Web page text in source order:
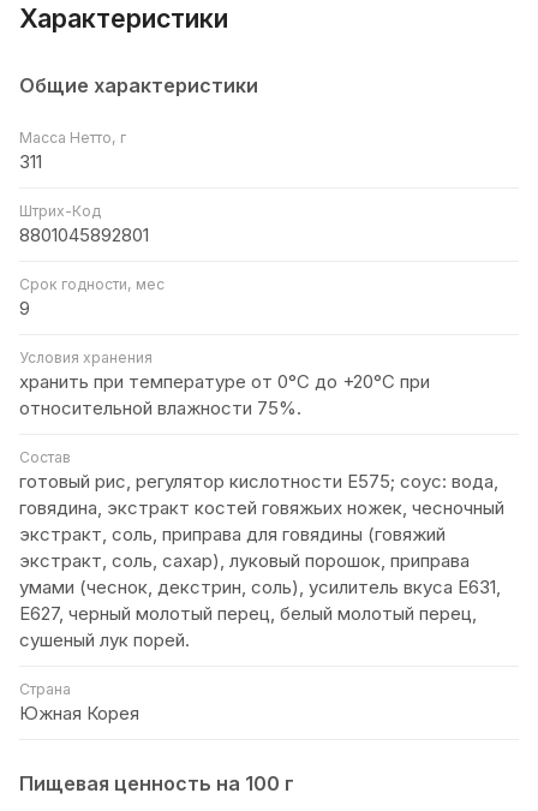
Характеристики
Общие характеристики
Масса Нетто, г
311
Штрих-Код
8801045892801
Срок годности, мес
9
Условия хранения
хранить при температуре от 0°С до +20°C при
относительной влажности 75%.
Состав
готовый рис, регулятор кислотности Е575; соус: вода,
говядина, экстракт костей говяжьих ножек, чесночный
экстракт, соль, приправа для говядины (говяжий
экстракт, соль, сахар), луковый порошок, приправа
умами (чеснок, декстрин, соль), усилитель вкуса Е631,
Е627, черный молотый перец, белый молотый перец,
сушеный лук порей.
Страна
Южная Корея
Пищевая ценность на 100 г